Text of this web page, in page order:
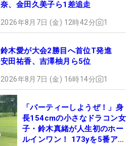
奈、金田久美子ら1差追走
2026年8月7日 (金) 12時42分 1
鈴木愛が大会2勝目へ首位T発進
安田祐香、吉澤柚月ら5位
2026年8月7日 (金) 16時14分 1
「パーティーしようぜ！」身
長154cmの小さなドラコン女
子・鈴木真緒が人生初のホー
ルインワン！ 173yを5番アイ